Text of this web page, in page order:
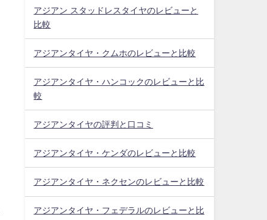
アジアン スタッドレスタイヤのレビューと
比較
アジアンタイヤ・クムホのレビューと比較
アジアンタイヤ・ハンコックのレビューと比
較
アジアンタイヤの評判と口コミ
アジアンタイヤ・ケンダのレビューと比較
アジアンタイヤ・ネクセンのレビューと比較
アジアンタイヤ・フェデラルのレビューと比